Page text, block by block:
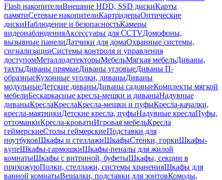
Flash накопителиВнешние HDD, SSD дискиКарты
памятиСетевые накопителиКартридерыОптические
дискиНаблюдение и безопасностьКамеры
видеонаблюденияАксессуары для CCTVДомофоны,
вызывные панелиДатчики для домаОхранные системы,
сигнализацииСистемы контроля и управления
доступомМеталлодетекторыМебельМягкая мебельДиваны,
тахтыДиваны прямыеДиваны угловыеДиваны П-
образныеКухонные уголки, диваныДиваны
модульныеДетские диваныДиваны садовыеКомплекты мягкой
мебелиБескаркасные кресла-мешки и диваныНадувные
диваныКреслаКреслаКресла-мешки и пуфыКресла-качалки,
кресла-маятникиДетские кресла, пуфыНадувные креслаПуфы,
оттоманкиКресла-кроватиИгровая мебельКресла
геймерскиеСтолы геймерскиеПодставки для
ноутбуковШкафы и стеллажиШкафыСтенки, горкиШкафы-
купеШкафы-гармошкиШкафы-пеналы для жилой
комнатыШкафы с витриной, буфетыШкафы, секции в
прихожуюПолки, стеллажи, системы храненияШкафы для
ванной комнатыВешалки, подставки для зонтовКомоды,